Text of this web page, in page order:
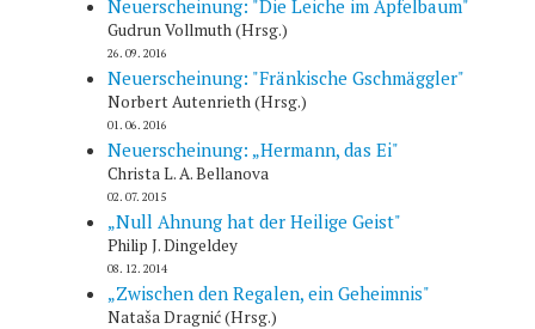
Neuerscheinung: "Die Leiche im Apfelbaum"
Gudrun Vollmuth (Hrsg.)
26. 09. 2016
Neuerscheinung: "Fränkische Gschmäggler"
Norbert Autenrieth (Hrsg.)
01. 06. 2016
Neuerscheinung: „Hermann, das Ei"
Christa L. A. Bellanova
02. 07. 2015
„Null Ahnung hat der Heilige Geist"
Philip J. Dingeldey
08. 12. 2014
„Zwischen den Regalen, ein Geheimnis"
Nataša Dragnić (Hrsg.)